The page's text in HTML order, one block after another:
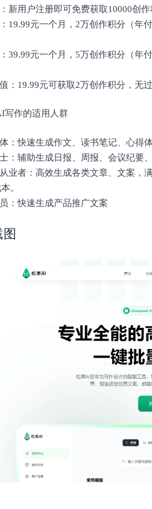
新用户注册即可免费获取10000创
19.99元一个月，2万创作积分（年
39.99元一个月，5万创作积分（年
：19.99元可获取2万创作积分，无过
写作的适用人群
：快速生成作文、读书笔记、心得
：辅助生成日报、周报、会议纪要
业者：高效生成各类文章、文案，
。
：快速生成产品推广文案